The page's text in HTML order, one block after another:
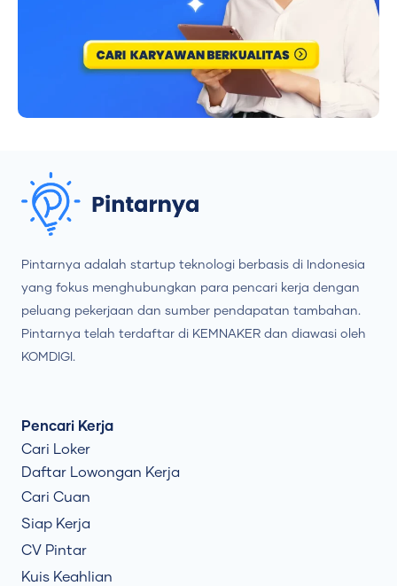
Pintarnya adalah startup teknologi berbasis di Indonesia
yang fokus menghubungkan para pencari kerja dengan
peluang pekerjaan dan sumber pendapatan tambahan.
Pintarnya telah terdaftar di KEMNAKER dan diawasi oleh
KOMDIGI.
Pencari Kerja
Cari Loker
Daftar Lowongan Kerja
Cari Cuan
Siap Kerja
CV Pintar
Kuis Keahlian